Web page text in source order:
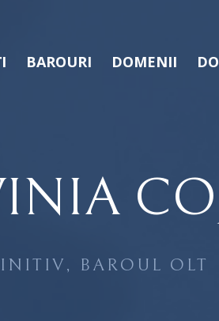
BAROURI DOMENII
BAROUL OLT